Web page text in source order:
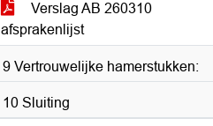
Verslag AB 260310
afsprakenlijst
9 Vertrouwelijke hamerstukken:
10 Sluiting